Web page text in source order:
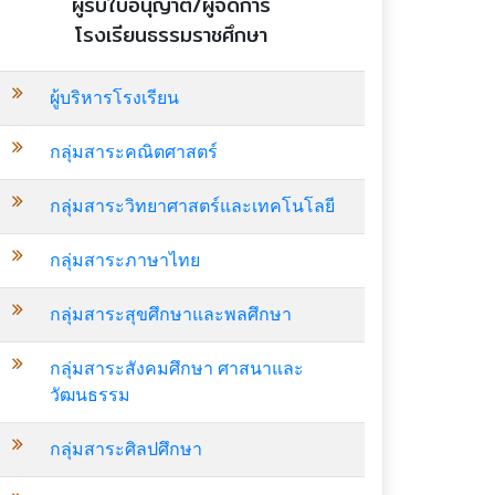
โรงเรียนธรรมราชศึกษา
ผู้บริหารโรงเรียน
กลุ่มสาระคณิตศาสตร์
กลุ่มสาระวิทยาศาสตร์และเทคโนโลยี
กลุ่มสาระภาษาไทย
กลุ่มสาระสุขศึกษาและพลศึกษา
กลุ่มสาระสังคมศึกษา ศาสนาและ
วัฒนธรรม
กลุ่มสาระศิลปศึกษา